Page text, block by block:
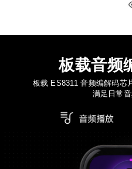
板载音频
板载 ES8311 音频编解码芯
满足日常